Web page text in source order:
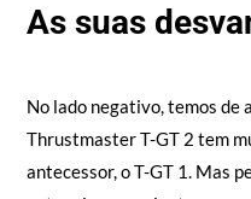
As suas
No lado negativo, temos de
Thrustmaster T-GT 2 tem
antecessor, o T-GT 1. Mas